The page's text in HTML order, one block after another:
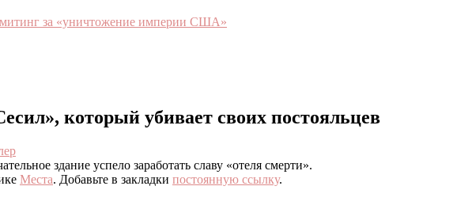
за «уничтожение империи США»
который убивает своих постояльцев
здание успело заработать славу «отеля смерти».
Места. Добавьте в закладки постоянную ссылку.